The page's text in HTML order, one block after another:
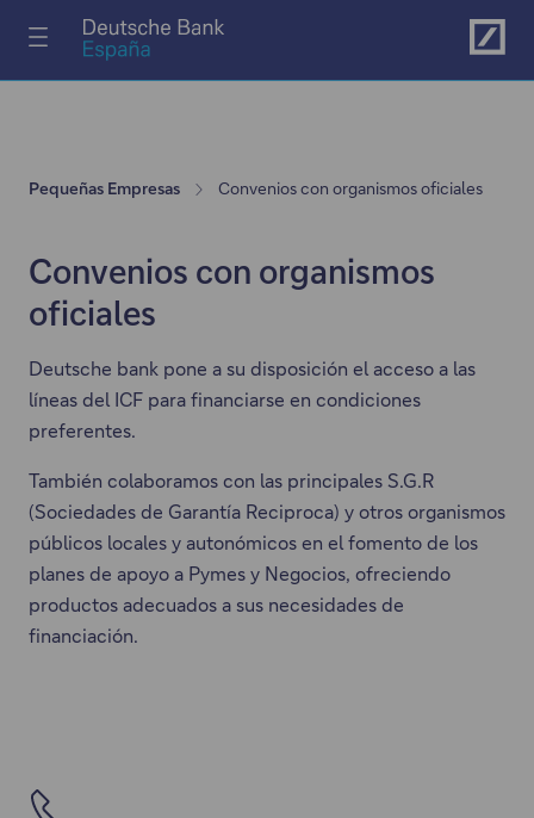
Pequeñas Empresas Convenios con organismos oficiales
Convenios con organismos
oficiales
Deutsche bank pone a su disposición el acceso a las
líneas del ICF para financiarse en condiciones
preferentes.
También colaboramos con las principales S.G.R
(Sociedades de Garantía Reciproca) y otros organismos
públicos locales y autonómicos en el fomento de los
planes de apoyo a Pymes y Negocios, ofreciendo
productos adecuados a sus necesidades de
financiación.